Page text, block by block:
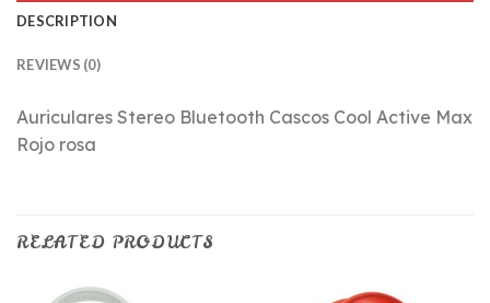
DESCRIPTION
REVIEWS (0)
Auriculares Stereo Bluetooth Cascos Cool Active Max
Rojo rosa
RELATED PRODUCTS